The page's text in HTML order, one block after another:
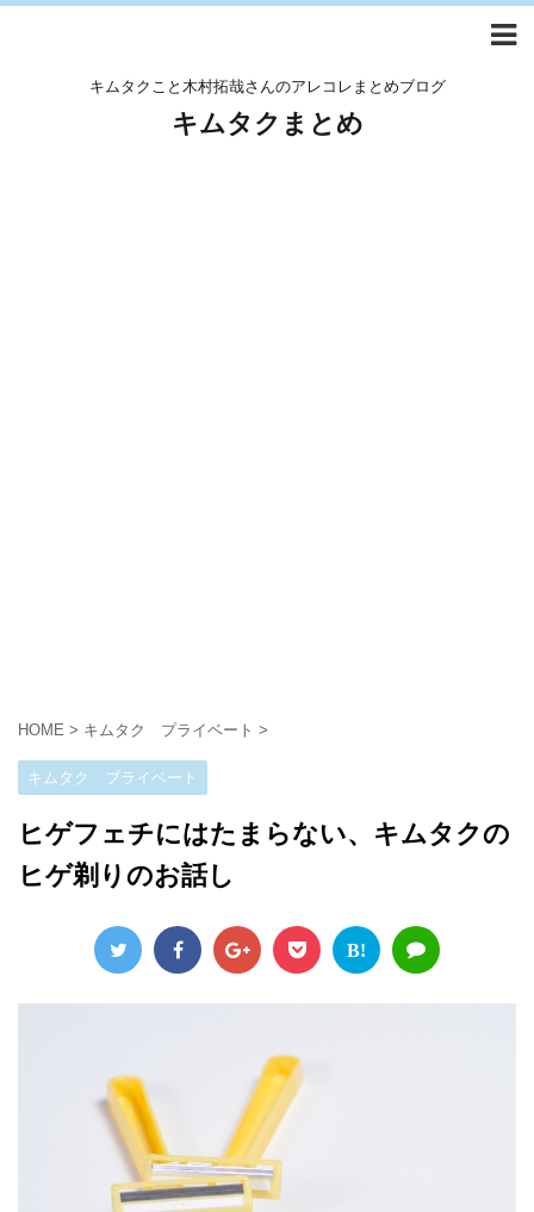
キムタクこと木村拓哉さんのアレコレまとめブログ
キムタクまとめ
HOME > キムタク プライベート >
キムタク プライベート
ヒゲフェチにはたまらない、キムタクの
ヒゲ剃りのお話し
B!